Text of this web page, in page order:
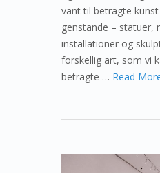
vant til betragte
genstande – statuer,
installationer og
forskellig art, som vi
betragte … Read